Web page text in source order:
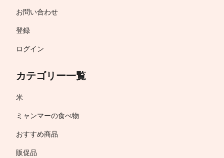
お問い合わせ
登録
ログイン
カテゴリー一覧
米
ミャンマーの食べ物
おすすめ商品
販促品